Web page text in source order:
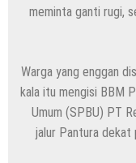
meminta ganti rugi,
Warga yang enggan
kala itu mengisi BBM
Umum (SPBU) PT
jalur Pantura dekat